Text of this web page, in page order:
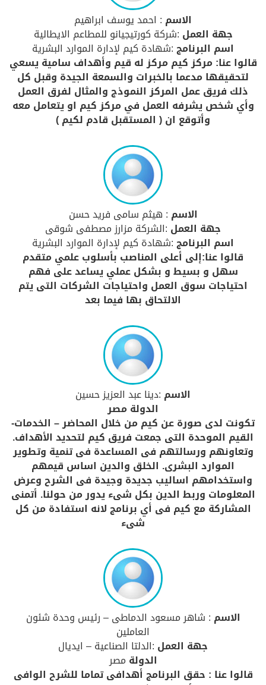
الاسم : احمد يوسف ابراهيم
جهة العمل :شركة كورتيجيانو للمطاعم الايطالية
اسم البرنامج:شهادة كيم لإدارة الموارد البشرية
قالوا عنا: مركز كيم مركز له قيم وأهداف سامية يسعي
لتحقيقها مدعما بالخبرات والسمعة الجيدة وقبل كل
ذلك فريق عمل المركز النموذج والمثال لفرق العمل
وأي شخص يشرفه العمل في مركز كيم او يتعامل معه
وأتوقع ان ( المستقبل قادم لكيم )
الاسم : هيثم سامى فريد حسن
جهة العمل :الشركة مزارز مصطفى شوقى
اسم البرنامج:شهادة كيم لإدارة الموارد البشرية
قالوا عنا:إلى أعلى المناصب بأسلوب علمي متقدم
سهل و بسيط و بشكل عملي يساعد على فهم
احتياجات سوق العمل واحتياجات الشركات التى يتم
الالتحاق بها فيما بعد
الاسم :دينا عبد العزيز حسين
الدولة مصر
تكونت لدى صورة عن كيم من خلال المحاضر – الخدمات-
القيم الموحدة التى جمعت فريق كيم لتحديد الأهداف.
وتعاونهم ورسالتهم فى المساعدة فى تنمية وتطوير
الموارد البشرى. الخلق والدين اساس قيمهم
واستخدامهم اساليب جديدة وجيدة فى الشرح وعرض
المعلومات وربط الدين بكل شىء يدور من حولنا. أتمنى
المشاركة مع كيم فى أي برنامج لانه استفادة من كل
شىء
الاسم : شاهر مسعود الدماطى – رئيس وحدة شئون
العاملين
جهة العمل :الدلتا الصناعية – ايديال
الدولة مصر
قالوا عنا : حقق البرنامج أهدافى تماما للشرح الوافى